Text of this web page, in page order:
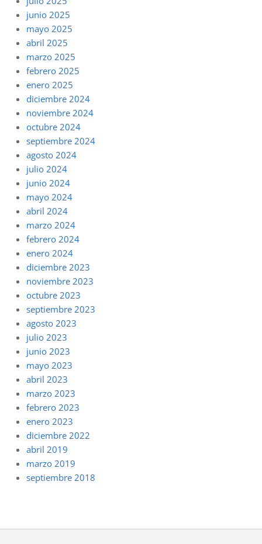
junio 2025
mayo 2025
abril 2025
marzo 2025
febrero 2025
enero 2025
diciembre 2024
noviembre 2024
octubre 2024
septiembre 2024
agosto 2024
julio 2024
junio 2024
mayo 2024
abril 2024
marzo 2024
febrero 2024
enero 2024
diciembre 2023
noviembre 2023
octubre 2023
septiembre 2023
agosto 2023
julio 2023
junio 2023
mayo 2023
abril 2023
marzo 2023
febrero 2023
enero 2023
diciembre 2022
abril 2019
marzo 2019
septiembre 2018